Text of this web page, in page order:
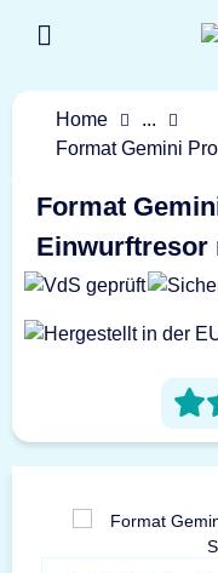
Home
...
Format Gemini
Format
Einwurftresor